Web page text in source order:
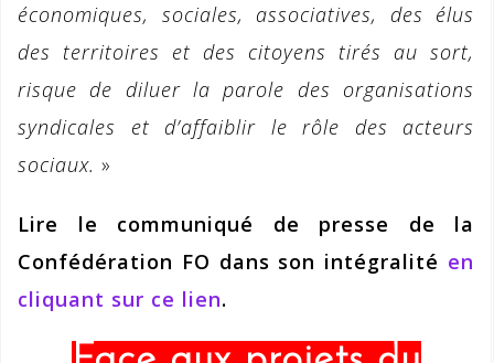
économiques, sociales, associatives, des élus
des territoires et des citoyens tirés au sort,
risque de diluer la parole des organisations
syndicales et d’affaiblir le rôle des acteurs
sociaux. »
Lire le communiqué de presse de la
Confédération FO dans son intégralité en
cliquant sur ce lien.